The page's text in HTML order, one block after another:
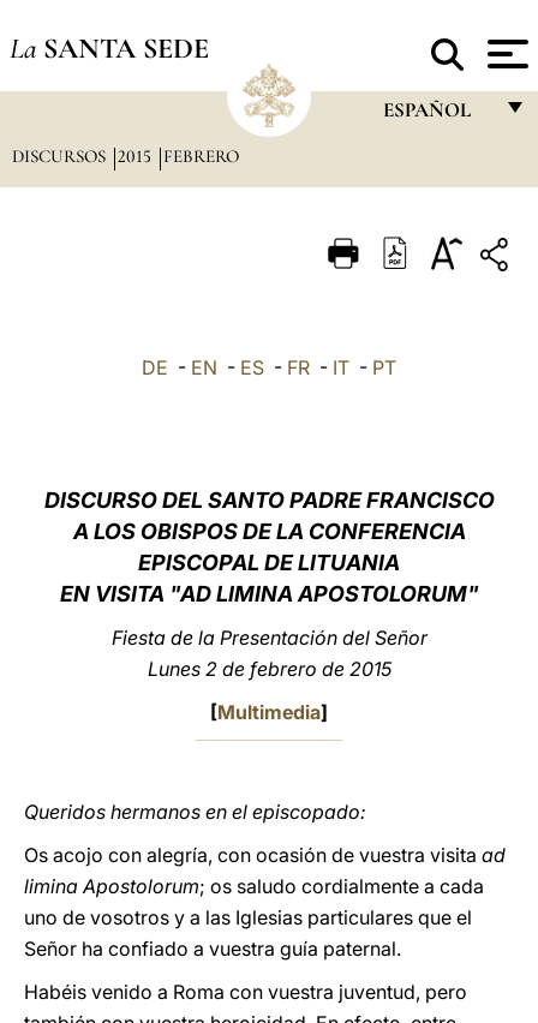
La SANTA SEDE
ESPAÑOL
ITALIANO
中文
LATINE
DISCURSOS 2015 FEBRERO
DE - EN - ES - FR - IT - PT
DISCURSO DEL SANTO PADRE FRANCISCO
A LOS OBISPOS DE LA CONFERENCIA
EPISCOPAL DE LITUANIA
EN VISITA "AD LIMINA APOSTOLORUM"
Fiesta de la Presentación del Señor
Lunes 2 de febrero de 2015
[Multimedia]
Queridos hermanos en el episcopado:
Os acojo con alegría, con ocasión de vuestra visita ad
limina Apostolorum; os saludo cordialmente a cada
uno de vosotros y a las Iglesias particulares que el
Señor ha confiado a vuestra guía paternal.
Habéis venido a Roma con vuestra juventud, pero